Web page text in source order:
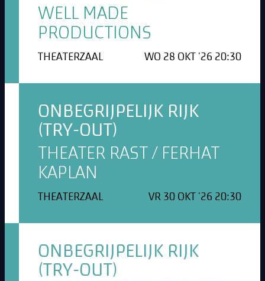
WELL MADE
PRODUCTIONS
THEATERZAAL WO 28 OKT '26 20:30
ONBEGRIJPELIJK RIJK
(TRY-OUT)
THEATER RAST / FERHAT
KAPLAN
THEATERZAAL VR 30 OKT '26 20:30
ONBEGRIJPELIJK RIJK
(TRY-OUT)